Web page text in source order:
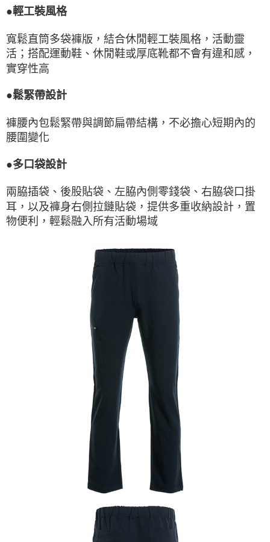
●輕工裝風格
寬鬆直筒多袋褲版，結合休閒輕工裝風格，活動靈
活；搭配運動鞋、休閒鞋或厚底靴都不會有違和感，
實穿性高
●鬆緊帶設計
褲腰內包鬆緊帶與調節扁帶結構，不必擔心短期內的
腰圍變化
●多口袋設計
兩脇插袋、後股貼袋、左脇內側零錢袋、右脇袋口掛
耳，以及褲身右側拉鏈貼袋，提供多重收納設計，置
物便利，輕鬆融入所有活動場域